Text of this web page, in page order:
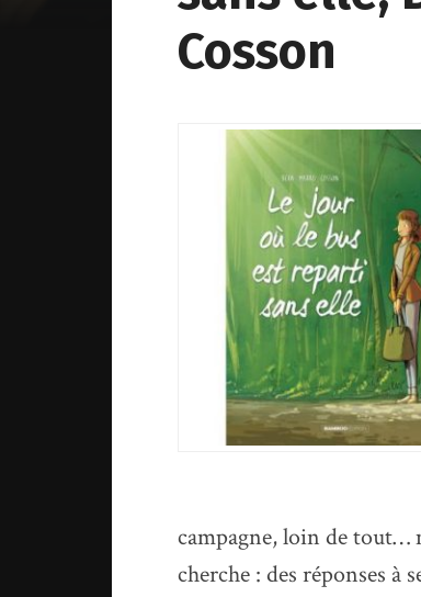
Cosson
campagne, loin de tout…
cherche : des réponses à